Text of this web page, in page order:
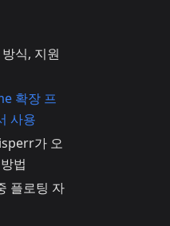
식, 지원
확장 프
사용
가 오
법
플로팅 자